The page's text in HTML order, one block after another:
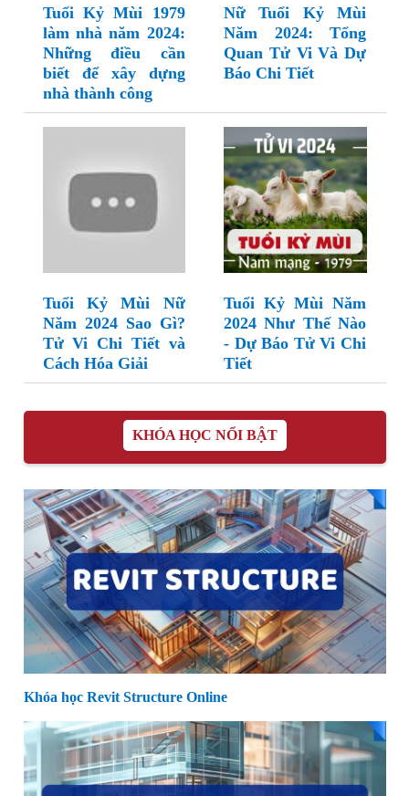
Tuổi Kỷ Mùi 1979
làm nhà năm 2024:
Những điều cần
biết để xây dựng
nhà thành công
Nữ Tuổi Kỷ Mùi
Năm 2024: Tổng
Quan Tử Vi Và Dự
Báo Chi Tiết
Tuổi Kỷ Mùi Nữ
Năm 2024 Sao Gì?
Tử Vi Chi Tiết và
Cách Hóa Giải
Tuổi Kỷ Mùi Năm
2024 Như Thế Nào
- Dự Báo Tử Vi Chi
Tiết
KHÓA HỌC NỔI BẬT
Khóa học Revit Structure Online